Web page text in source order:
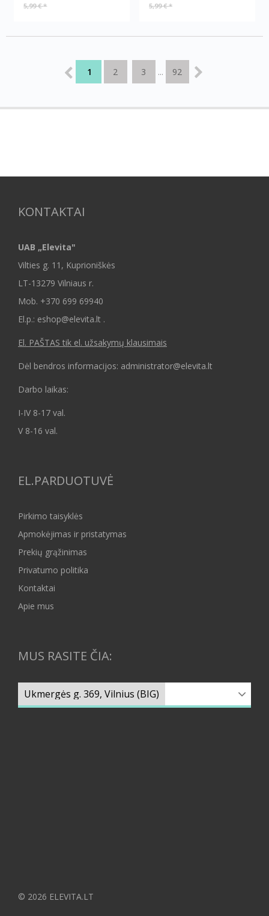
5,99 €* 5,99 €*
1 2 3 ... 92
KONTAKTAI
UAB „Elevita"
Vilties g. 11, Kuprioniškės
LT-13279 Vilniaus r.
Mob. +370 699 69940
El.p.: eshop@elevita.lt .
El. PAŠTAS tik el. užsakymų klausimais
Dėl bendros informacijos: administrator@elevita.lt
Darbo laikas:
I-IV 8-17 val.
V 8-16 val.
EL.PARDUOTUVĖ
Pirkimo taisyklės
Apmokėjimas ir pristatymas
Prekių grąžinimas
Privatumo politika
Kontaktai
Apie mus
MUS RASITE ČIA:
© 2026 ELEVITA.LT